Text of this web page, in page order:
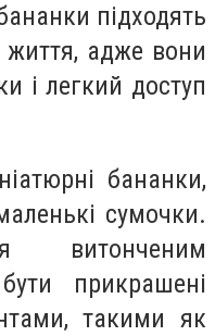
підходять
життя, адже вони
і легкий доступ
бананки,
сумочки.
витонченим
прикрашені
такими як